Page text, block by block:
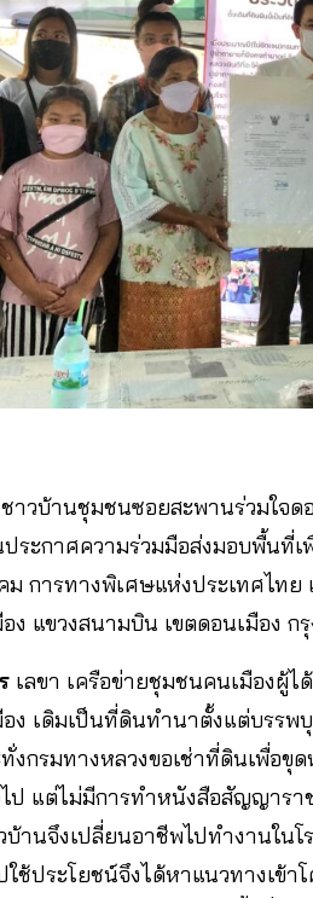
าวบ้านชุมชนซอยสะพานร่วมใจ
ระกาศความร่วมมือส่งมอบพื้นที่
การทางพิเศษแห่งประเทศไท
ง แขวงสนามบิน เขตดอนเมือง ก
เลขา เครือข่ายชุมชนคนเมืองผู้
อง เดิมเป็นที่ดินทำนาตั้งแต่บรร
งกรมทางหลวงขอเช่าที่ดินเพื่อ
ป แต่ไม่มีการทำหนังสือสัญญารา
านจึงเปลี่ยนอาชีพไปทำงานใน
ช้ประโยชน์จึงได้หาแนวทางเข้